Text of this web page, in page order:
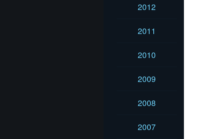
2012
2011
2010
2009
2008
2007